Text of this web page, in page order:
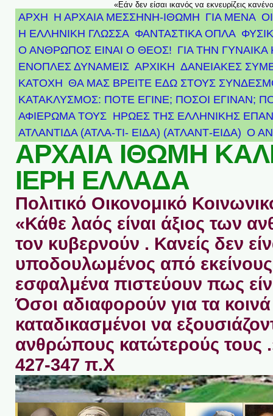
«Εάν δεν είσαι ικανός να εκνευρίζεις
ΑΡΧΗ Η ΑΡΧΑΙΑ ΜΕΣΣΗΝΗ-ΙΘΩΜΗ ΓΙΑ ΜΕΝΑ
Η ΕΛΛΗΝΙΚΗ ΓΛΩΣΣΑ ΦΑΝΤΑΣΤΙΚΑ ΟΠΛΑ
Ο ΑΝΘΡΩΠΟΣ ΕΙΝΑΙ Ο ΘΕΟΣ! ΓΙΑ ΤΗΝ ΓΥΝΑΙΚΑ
ΕΝΟΠΛΕΣ ΔΥΝΑΜΕΙΣ ΑΡΧΙΚΉ ΔΑΝΕΙΑΚΕΣ
ΚΑΤΟΧΗ ΘΑ ΜΑΣ ΒΡΕΙΤΕ ΕΔΩ ΣΤΟΥΣ
ΚΑΤΑΚΛΥΣΜΟΣ: ΠΟΤΕ ΕΓΙΝΕ; ΠΟΣΟΙ ΕΓΙΝΑΝ;
ΑΦΙΈΡΩΜΑ ΤΟΥΣ ΉΡΩΕΣ ΤΗΣ ΕΛΛΗΝΙΚΉΣ
ΑΤΛΑΝΤΊΔΑ (ΑΤΛΑ-ΤΙ- ΕΙΔΑ) (ΑΤΛΑΝΤ-ΕΙΔΑ) Ο
ΑΡΧΑΙΑ ΙΘΩΜΗ
ΙΕΡΗ ΕΛΛΑΔΑ
Πολιτικό Οικονομικό
«Κάθε λαός είναι άξιος των
τον κυβερνούν . Κανείς δεν
υποδουλωμένος από
εσφαλμένα πιστεύουν πως
Όσοι αδιαφορούν για τα κοινά
καταδικασμένοι να
ανθρώπους κατώτερούς τους
427-347 π.Χ